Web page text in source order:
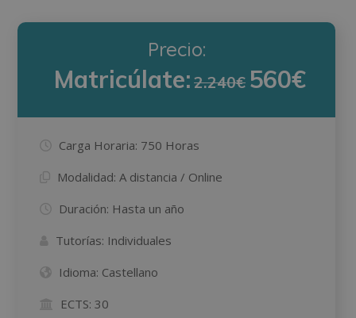
Precio:
Matricúlate:2.240€ 560€
Carga Horaria: 750 Horas
Modalidad: A distancia / Online
Duración: Hasta un año
Tutorías: Individuales
Idioma: Castellano
ECTS: 30